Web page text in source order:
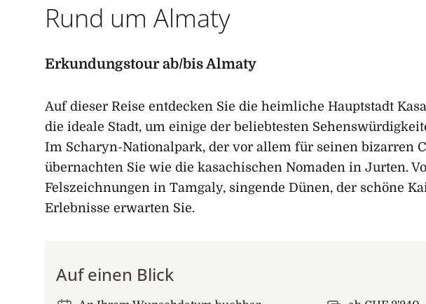
Rund um Almaty
Erkundungstour ab/bis Almaty
Auf dieser Reise entdecken Sie die heimliche Hauptstadt
die ideale Stadt, um einige der beliebtesten
Im Scharyn-Nationalpark, der vor allem für seinen bizarren
übernachten Sie wie die kasachischen Nomaden in Jurten.
Felszeichnungen in Tamgaly, singende Dünen, der schöne
Erlebnisse erwarten Sie.
Auf einen Blick